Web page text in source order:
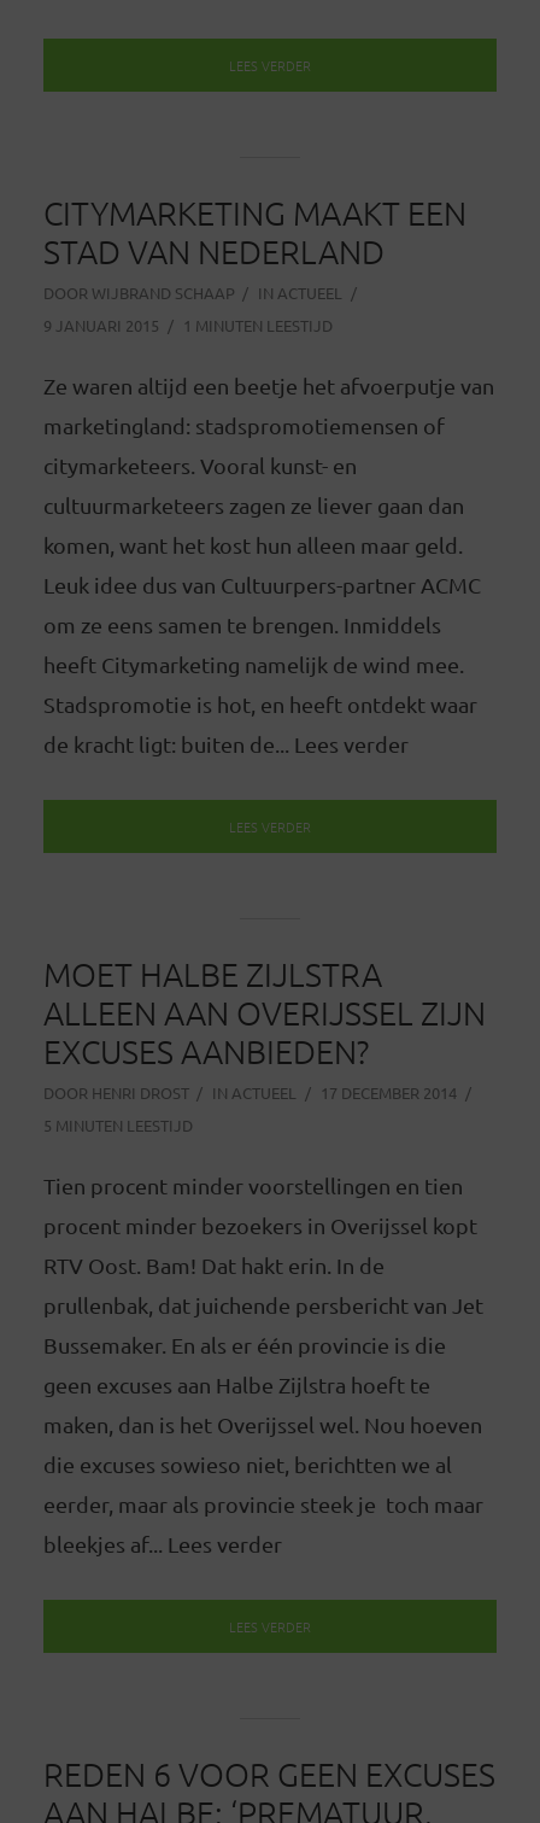
LEES VERDER
CITYMARKETING MAAKT EEN
STAD VAN NEDERLAND
DOOR WIJBRAND SCHAAP IN ACTUEEL
9 JANUARI 2015
1 MINUTEN LEESTIJD
Ze waren altijd een beetje het afvoerputje van
marketingland: stadspromotiemensen of
citymarketeers. Vooral kunst- en
cultuurmarketeers zagen ze liever gaan dan
komen, want het kost hun alleen maar geld.
Leuk idee dus van Cultuurpers-partner ACMC
om ze eens samen te brengen. Inmiddels
heeft Citymarketing namelijk de wind mee.
Stadspromotie is hot, en heeft ontdekt waar
de kracht ligt: buiten de... Lees verder
LEES VERDER
MOET HALBE ZIJLSTRA
ALLEEN AAN OVERIJSSEL ZIJN
EXCUSES AANBIEDEN?
DOOR HENRI DROST IN ACTUEEL
17 DECEMBER 2014
5 MINUTEN LEESTIJD
Tien procent minder voorstellingen en tien
procent minder bezoekers in Overijssel kopt
RTV Oost. Bam! Dat hakt erin. In de
prullenbak, dat juichende persbericht van Jet
Bussemaker. En als er één provincie is die
geen excuses aan Halbe Zijlstra hoeft te
maken, dan is het Overijssel wel. Nou hoeven
die excuses sowieso niet, berichtten we al
eerder, maar als provincie steek je toch maar
bleekjes af... Lees verder
LEES VERDER
REDEN 6 VOOR GEEN EXCUSES
AAN HALBE: ‘PREMATUUR,